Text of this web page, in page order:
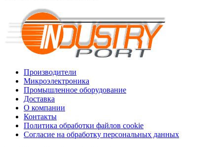
Производители
Микроэлектроника
Промышленное оборудование
Доставка
О компании
Контакты
Политика обработки файлов cookie
Согласие на обработку персональных данных